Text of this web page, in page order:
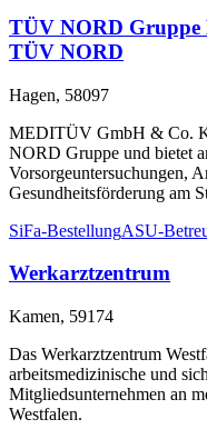
TÜV NORD
TÜV NORD
Hagen, 58097
MEDITÜV GmbH & Co.
NORD Gruppe und bietet
Vorsorgeuntersuchungen,
Gesundheitsförderung am
SiFa-BestellungASU-
Werkarztzentrum
Kamen, 59174
Das Werkarztzentrum
arbeitsmedizinische und
Mitgliedsunternehmen an
Westfalen.